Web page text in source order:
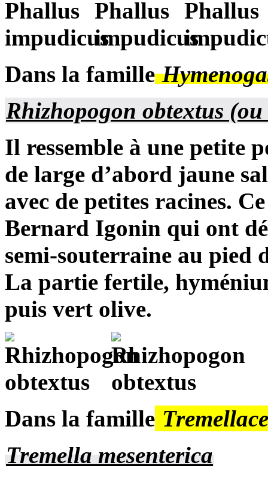
Dans la famille
Rhizhopogon obtextus (ou
Il ressemble à une petite
de large d’abord jaune
avec de petites racines.
Bernard Igonin qui ont
semi-souterraine au pied
La partie fertile,
puis vert olive.
Dans la famille
Tremella mesenterica